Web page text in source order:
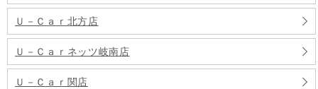
Ｕ－Ｃａｒ北方店
Ｕ－Ｃａｒネッツ岐南店
Ｕ－Ｃａｒ関店